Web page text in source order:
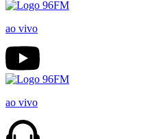
ao vivo
ao vivo